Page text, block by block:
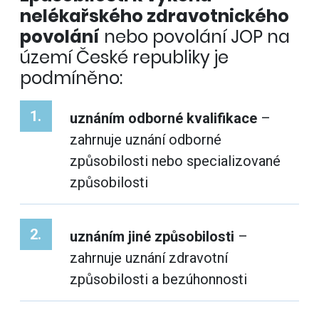
nelékařského zdravotnického
povolání nebo povolání JOP na
území České republiky je
podmíněno:
1. uznáním odborné kvalifikace–
zahrnuje uznání odborné
způsobilosti nebo specializované
způsobilosti
2. uznáním jiné způsobilosti –
zahrnuje uznání zdravotní
způsobilosti a bezúhonnosti